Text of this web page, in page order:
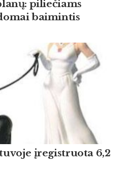
piliečiams
baimintis
įregistruota 6,2